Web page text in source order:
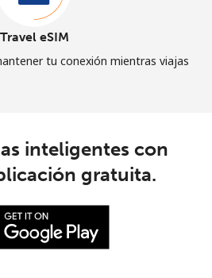
Travel eSIM
tu conexión mientras viajas
inteligentes con
gratuita.